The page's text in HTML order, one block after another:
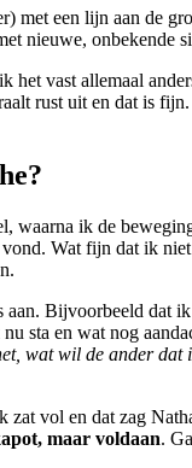
met een lijn aan de
nieuwe, onbekende
het vast allemaal
rust uit en dat is
waarna ik de
Wat fijn dat ik
aan. Bijvoorbeeld dat
sta en wat nog
wat wil de ander dat
vol en dat zag
maar voldaan.